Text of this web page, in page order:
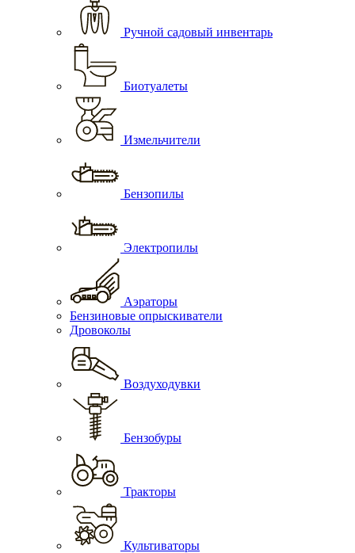
Ручной садовый инвентарь
Биотуалеты
Измельчители
Бензопилы
Электропилы
Аэраторы
Бензиновые опрыскиватели
Дровоколы
Воздуходувки
Бензобуры
Тракторы
Культиваторы